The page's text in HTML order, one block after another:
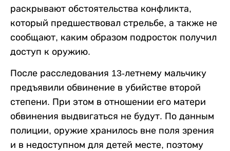
раскрывают обстоятельства конфликта,
который предшествовал стрельбе, а также не
сообщают, каким образом подросток получил
доступ к оружию.
После расследования 13-летнему мальчику
предъявили обвинение в убийстве второй
степени. При этом в отношении его матери
обвинения выдвигаться не будут. По данным
полиции, оружие хранилось вне поля зрения
и в недоступном для детей месте, поэтому